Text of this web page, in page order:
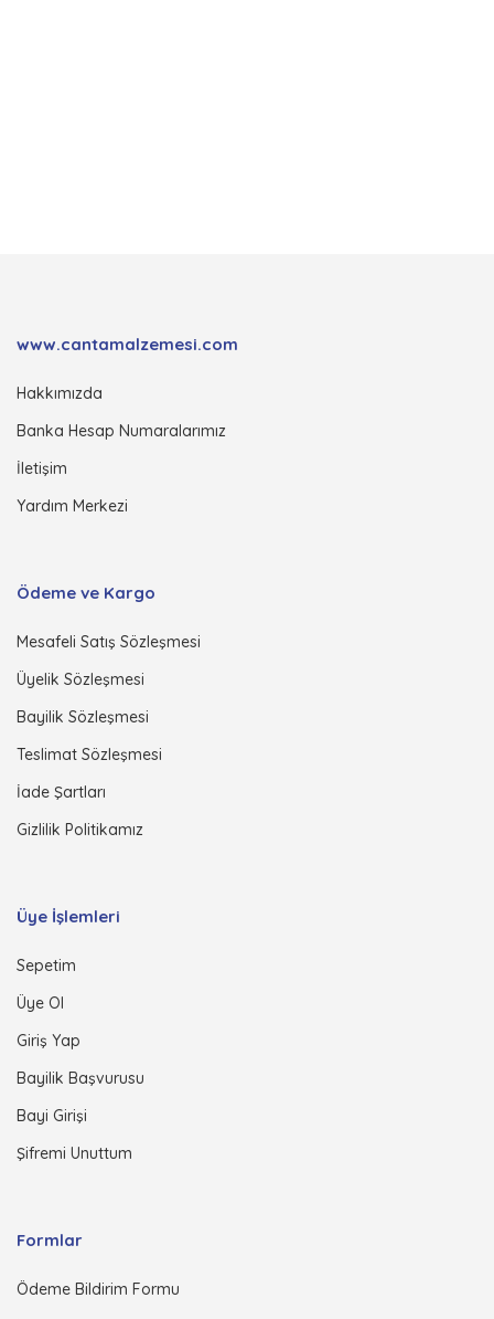
www.cantamalzemesi.com
Hakkımızda
Banka Hesap Numaralarımız
İletişim
Yardım Merkezi
Ödeme ve Kargo
Mesafeli Satış Sözleşmesi
Üyelik Sözleşmesi
Bayilik Sözleşmesi
Teslimat Sözleşmesi
İade Şartları
Gizlilik Politikamız
Üye İşlemleri
Sepetim
Üye Ol
Giriş Yap
Bayilik Başvurusu
Bayi Girişi
Şifremi Unuttum
Formlar
Ödeme Bildirim Formu